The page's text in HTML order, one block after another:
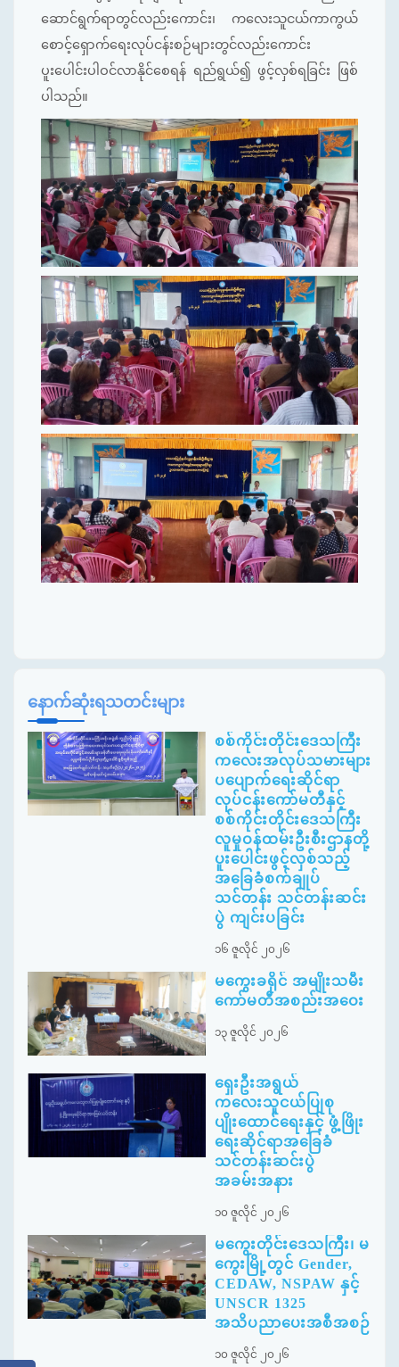
ဆောင်ရွက်ရာတွင်လည်းကောင်း၊ ကလေးသူငယ်ကာကွယ်
စောင့်ရှောက်ရေးလုပ်ငန်းစဉ်များတွင်လည်းကောင်း
ပူးပေါင်းပါဝင်လာနိုင်စေရန် ရည်ရွယ်၍ ဖွင့်လှစ်ရခြင်း ဖြစ်
ပါသည်။
နောက်ဆုံးရသတင်းများ
စစ်ကိုင်းတိုင်းဒေသကြီး
ကလေးအလုပ်သမားများ
ပပျောက်ရေးဆိုင်ရာ
လုပ်ငန်းကော်မတီနှင့်
စစ်ကိုင်းတိုင်းဒေသကြီး
လူမှုဝန်ထမ်းဦးစီးဌာနတို့
ပူးပေါင်းဖွင့်လှစ်သည့်
အခြေခံစက်ချုပ်
သင်တန်း သင်တန်းဆင်း
ပွဲ ကျင်းပခြင်း
၁၆ ဇူလိုင် ၂၀၂၆
မကွေးခရိုင် အမျိုးသမီး
ကော်မတီအစည်းအဝေး
၁၃ ဇူလိုင် ၂၀၂၆
ရှေးဦးအရွယ်
ကလေးသူငယ်ပြုစု
ပျိုးထောင်ရေးနှင့် ဖွံ့ဖြိုး
ရေးဆိုင်ရာအခြေခံ
သင်တန်းဆင်းပွဲ
အခမ်းအနား
၁၀ ဇူလိုင် ၂၀၂၆
မကွေးတိုင်းဒေသကြီး၊ မ
ကွေးမြို့တွင် Gender,
CEDAW, NSPAW နှင့်
UNSCR 1325
အသိပညာပေးအစီအစဉ်
၁၀ ဇူလိုင် ၂၀၂၆